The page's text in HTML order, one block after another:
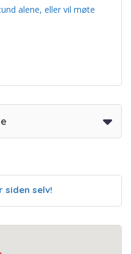
alene, eller vil møte
siden selv!